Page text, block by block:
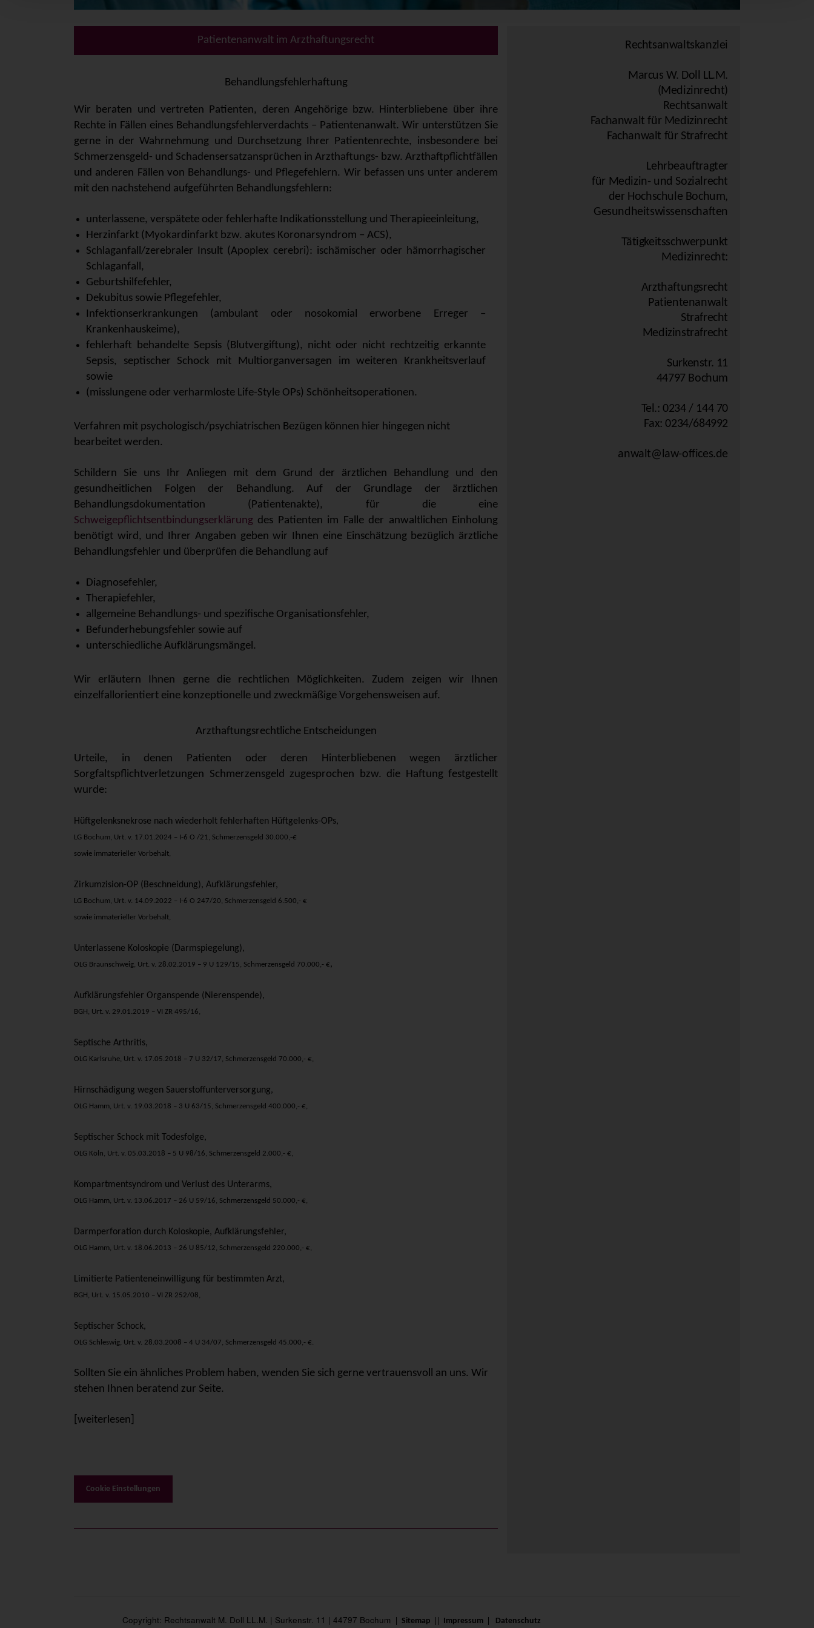
Patientenanwalt im Arzthaftungsrecht
Behandlungsfehlerhaftung
Wir beraten und vertreten Patienten, deren Angehörige bzw. Hinterbliebene über ihre
Rechte in Fällen eines Behandlungsfehlerverdachts – Patientenanwalt. Wir unterstützen Sie
gerne in der Wahrnehmung und Durchsetzung Ihrer Patientenrechte, insbesondere bei
Schmerzensgeld- und Schadensersatzansprüchen in Arzthaftungs- bzw. Arzthaftpflichtfällen
und anderen Fällen von Behandlungs- und Pflegefehlern. Wir befassen uns unter anderem
mit den nachstehend aufgeführten Behandlungsfehlern:
unterlassene, verspätete oder fehlerhafte Indikationsstellung und Therapieeinleitung,
Herzinfarkt (Myokardinfarkt bzw. akutes Koronarsyndrom – ACS),
Schlaganfall/zerebraler Insult (Apoplex cerebri): ischämischer oder hämorrhagischer
Schlaganfall,
Geburtshilfefehler,
Dekubitus sowie Pflegefehler,
Infektionserkrankungen (ambulant oder nosokomial erworbene Erreger –
Krankenhauskeime),
fehlerhaft behandelte Sepsis (Blutvergiftung), nicht oder nicht rechtzeitig erkannte
Sepsis, septischer Schock mit Multiorganversagen im weiteren Krankheitsverlauf
sowie
(misslungene oder verharmloste Life-Style OPs) Schönheitsoperationen.
Verfahren mit psychologisch/psychiatrischen Bezügen können hier hingegen nicht
bearbeitet werden.
Schildern Sie uns Ihr Anliegen mit dem Grund der ärztlichen Behandlung und den
gesundheitlichen Folgen der Behandlung. Auf der Grundlage der ärztlichen
Behandlungsdokumentation (Patientenakte), für die eine
Schweigepflichtsentbindungserklärung des Patienten im Falle der anwaltlichen Einholung
benötigt wird, und Ihrer Angaben geben wir Ihnen eine Einschätzung bezüglich ärztliche
Behandlungsfehler und überprüfen die Behandlung auf
Diagnosefehler,
Therapiefehler,
allgemeine Behandlungs- und spezifische Organisationsfehler,
Befunderhebungsfehler sowie auf
unterschiedliche Aufklärungsmängel.
Wir erläutern Ihnen gerne die rechtlichen Möglichkeiten. Zudem zeigen wir Ihnen
einzelfallorientiert eine konzeptionelle und zweckmäßige Vorgehensweisen auf.
Arzthaftungsrechtliche Entscheidungen
Urteile, in denen Patienten oder deren Hinterbliebenen wegen ärztlicher
Sorgfaltspflichtverletzungen Schmerzensgeld zugesprochen bzw. die Haftung festgestellt
wurde:
Hüftgelenksnekrose nach wiederholt fehlerhaften Hüftgelenks-OPs,
LG Bochum, Urt. v. 17.01.2024 – I-6 O /21, Schmerzensgeld 30.000,-€
sowie immaterieller Vorbehalt,
Zirkumzision-OP (Beschneidung), Aufklärungsfehler,
LG Bochum, Urt. v. 14.09.2022 – I-6 O 247/20, Schmerzensgeld 6.500,- €
sowie immaterieller Vorbehalt,
Unterlassene Koloskopie (Darmspiegelung),
OLG Braunschweig, Urt. v. 28.02.2019 – 9 U 129/15, Schmerzensgeld 70.000,- €,
Aufklärungsfehler Organspende (Nierenspende),
BGH, Urt. v. 29.01.2019 – VI ZR 495/16,
Septische Arthritis,
OLG Karlsruhe, Urt. v. 17.05.2018 – 7 U 32/17, Schmerzensgeld 70.000,- €,
Hirnschädigung wegen Sauerstoffunterversorgung,
OLG Hamm, Urt. v. 19.03.2018 – 3 U 63/15, Schmerzensgeld 400.000,- €,
Septischer Schock mit Todesfolge,
OLG Köln, Urt. v. 05.03.2018 – 5 U 98/16, Schmerzensgeld 2.000,- €,
Kompartmentsyndrom und Verlust des Unterarms,
OLG Hamm, Urt. v. 13.06.2017 – 26 U 59/16, Schmerzensgeld 50.000,- €,
Darmperforation durch Koloskopie, Aufklärungsfehler,
OLG Hamm, Urt. v. 18.06.2013 – 26 U 85/12, Schmerzensgeld 220.000,- €,
Limitierte Patienteneinwilligung für bestimmten Arzt,
BGH, Urt. v. 15.05.2010 – VI ZR 252/08,
Septischer Schock,
OLG Schleswig, Urt. v. 28.03.2008 – 4 U 34/07, Schmerzensgeld 45.000,- €.
Sollten Sie ein ähnliches Problem haben, wenden Sie sich gerne vertrauensvoll an uns. Wir
stehen Ihnen beratend zur Seite.
weiterlesen
Cookie Einstellungen
Rechtsanwaltskanzlei
Marcus W. Doll LL.M.
(Medizinrecht)
Rechtsanwalt
Fachanwalt für Medizinrecht
Fachanwalt für Strafrecht
Lehrbeauftragter
für Medizin- und Sozialrecht
der Hochschule Bochum,
Gesundheitswissenschaften
Tätigkeitsschwerpunkt
Medizinrecht:
Arzthaftungsrecht
Patientenanwalt
Strafrecht
Medizinstrafrecht
Surkenstr. 11
44797 Bochum
Tel.: 0234 / 144 70
Fax: 0234/684992
anwalt@law-offices.de
Copyright: Rechtsanwalt M. Doll LL.M. | Surkenstr. 11 | 44797 Bochum Sitemap Impressum Datenschutz